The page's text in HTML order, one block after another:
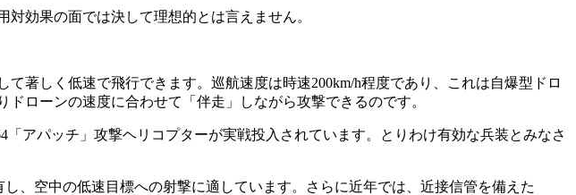
効果の面では決して理想的とは言えません。
著しく低速で飛行できます。巡航速度は時速200km/h程度であり、これは自爆型ドロ
ローンの速度に合わせて「伴走」しながら攻撃できるのです。
アパッチ」攻撃ヘリコプターが実戦投入されています。とりわけ有効な兵装とみなさ
、空中の低速目標への射撃に適しています。さらに近年では、近接信管を備えた